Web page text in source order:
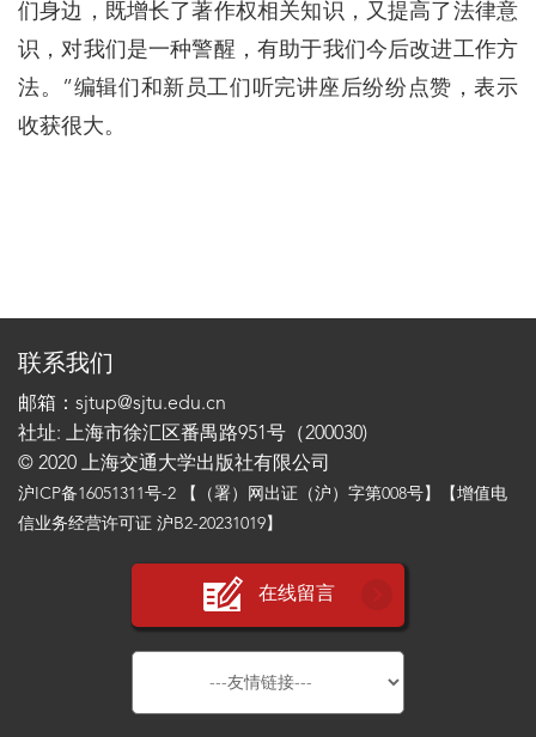
们身边，既增长了著作权相关知识，又提高了法律意
识，对我们是一种警醒，有助于我们今后改进工作方
法。”编辑们和新员工们听完讲座后纷纷点赞，表示
收获很大。
联系我们
邮箱：sjtup@sjtu.edu.cn
社址: 上海市徐汇区番禺路951号（200030)
© 2020 上海交通大学出版社有限公司
沪ICP备16051311号-2 【（署）网出证（沪）字第008号】【增值电
信业务经营许可证 沪B2-20231019】
在线留言